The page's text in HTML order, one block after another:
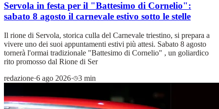
Servola in festa per il "Battesimo di Cornelio":
sabato 8 agosto il carnevale estivo sotto le stelle
Il rione di Servola, storica culla del Carnevale triestino, si prepara a
vivere uno dei suoi appuntamenti estivi più attesi. Sabato 8 agosto
tornerà l'ormai tradizionale "Battesimo di Cornelio" , un goliardico
rito promosso dal Rione di Ser
redazione·6 ago 2026· 3 min